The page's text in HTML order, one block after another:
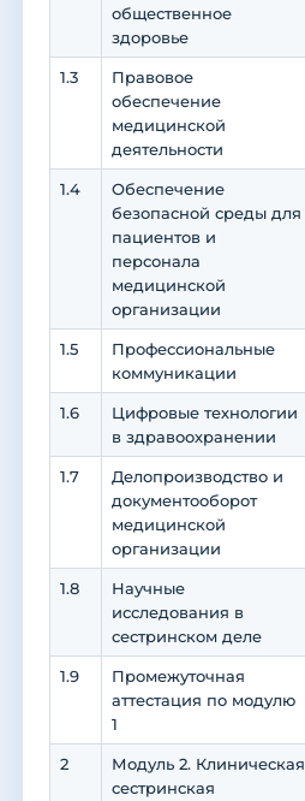
общественное
здоровье
1.3
Правовое
обеспечение
медицинской
деятельности
1.4
Обеспечение
безопасной среды для
пациентов и
персонала
медицинской
организации
1.5
Профессиональные
коммуникации
1.6
Цифровые технологии
в здравоохранении
1.7
Делопроизводство и
документооборот
медицинской
организации
1.8
Научные
исследования в
сестринском деле
1.9
Промежуточная
аттестация по модулю
1
2
Модуль 2. Клиническая
сестринская